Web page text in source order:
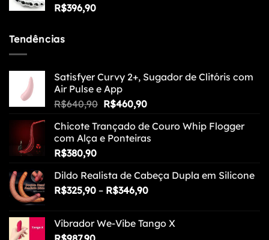
R$396,90
Tendências
Satisfyer Curvy 2+, Sugador de Clitóris com
Air Pulse e App
R$640,90 O
original
era:
R$460,90O
atual
é:
Chicote Trançado de Couro Whip Flogger
com Alça e Ponteiras
R$380,90
Dildo Realista de Cabeça Dupla em Silicone
R$325,90 – R$346,90Faixa
R$325,90
Vibrador We-Vibe Tango X